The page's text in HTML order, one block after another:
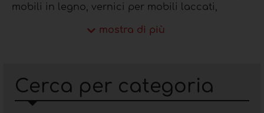
mobili in legno, vernici per mobili laccati,
legno, vernici effetto satinato, vernice effetto
Dettagli sulla categoria
vernici per mobili
mostra di più
Cerca per categoria